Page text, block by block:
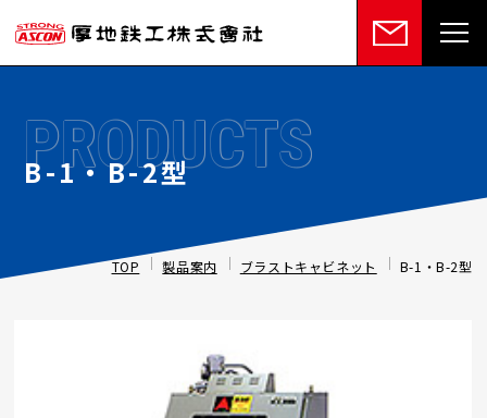
B-1・B-2型
PRODUCTS
TOP 製品案内 ブラストキャビネット B-1・B-2型